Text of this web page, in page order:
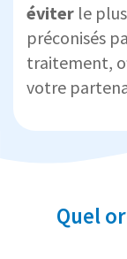
éviter le
préconisés
traitement,
votre
Quel